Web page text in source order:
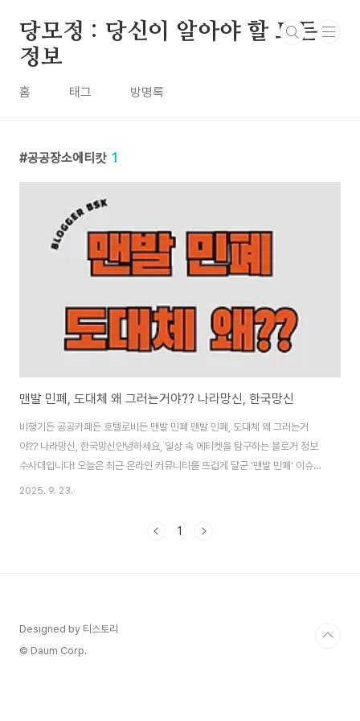
당모정 : 당신이 알아야 할 모든
정보
홈 태그 방명록
공공장소에티캇 1
맨발 민폐, 도대체 왜 그러는거야?? 나라망신, 한국망신
비행기든 공공카페든 호텔로비든 맨발 민폐 맨발 민폐, 도대체 왜 그러는거
야?? 나라망신, 한국망신안녕하세요, 일상 속 에티켓을 탐구하는 블로거 정보
수사대입니다! 오늘은 최근 온라인 커뮤니티를 뜨겁게 달군 '맨발 민폐' 이슈를
깊이 파헤쳐보겠습니다. 해외 여행지에서부터 국내 비행기까지, 한국인들의 맨
다"는 탄식이 쏟아지고 있어요. 이건 단순한 개인 실수가 아니라, 우리 문화와
2025. 9. 23.
1
Designed by 티스토리
© Daum Corp.